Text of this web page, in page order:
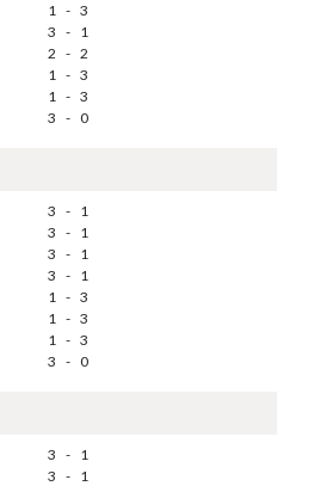
1 - 3
3 - 1
2 - 2
1 - 3
1 - 3
3 - 0
3 - 1
3 - 1
3 - 1
3 - 1
1 - 3
1 - 3
1 - 3
3 - 0
3 - 1
3 - 1